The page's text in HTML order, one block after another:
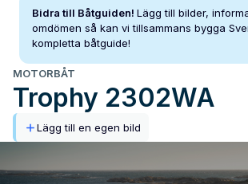
Bidra till Båtguiden! Lägg till bilder,
omdömen så kan vi tillsammans bygga
kompletta båtguide!
MOTORBÅT
Trophy 2302WA
Lägg till en egen bild